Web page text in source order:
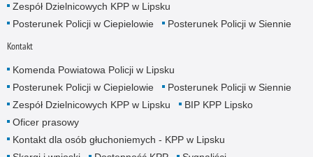
Zespół Dzielnicowych KPP w Lipsku
Posterunek Policji w Ciepielowie
Posterunek Policji w Siennie
Kontakt
Komenda Powiatowa Policji w Lipsku
Posterunek Policji w Ciepielowie
Posterunek Policji w Siennie
Zespół Dzielnicowych KPP w Lipsku
BIP KPP Lipsko
Oficer prasowy
Kontakt dla osób głuchoniemych - KPP w Lipsku